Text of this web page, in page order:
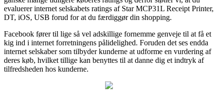
evaluerer internet selskabets ratings af Star MCP31L Receipt Printer,
DT, iOS, USB forud for at du færdiggør din shopping.
Facebook fører til lige så vel adskillige fornemme genveje til at få et
kig ind i internet forretningens pålidelighed. Foruden det ses endda
internet selskaber som tilbyder kunderne at udforme en vurdering af
deres køb, hvilket tillige kan benyttes til at danne dig et indtryk af
tilfredsheden hos kunderne.